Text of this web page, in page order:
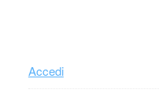
Accedi